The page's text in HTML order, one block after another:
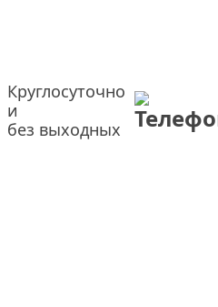
Круглосуточно
и
без выходных